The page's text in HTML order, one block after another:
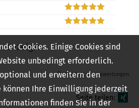
anzeigen
Echtheit von Bewertungen
Seite teilen:
Cookies. Einige Cookies sind
unbedingt erforderlich.
und erweitern den
können Ihre Einwilligung jederzeit
finden Sie in der